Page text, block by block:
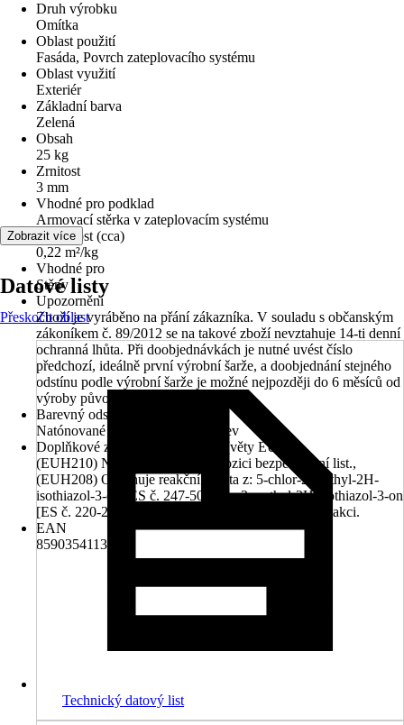
Druh výrobku
Omítka
Oblast použití
Fasáda, Povrch zateplovacího systému
Oblast využití
Exteriér
Základní barva
Zelená
Obsah
25 kg
Zrnitost
3 mm
Vhodné pro podklad
Armovací stěrka v zateplovacím systému
Vydatnost (cca)
0,22 m²/kg
Vhodné pro
Stěny
Upozornění
Zboží je vyráběno na přání zákazníka. V souladu s občanským
zákoníkem č. 89/2012 se na takové zboží nevztahuje 14-ti denní
ochranná lhůta. Při doobjednávkách je nutné uvést číslo
předchozí, ideálně první výrobní šarže, a doobjednání stejného
odstínu podle výrobní šarže je možné nejpozději do 6 měsíců od
výroby původní šarže.
Barevný odstín
Natónované v centru míchání barev
Doplňkové znaky nebezpečnosti (věty EUH)
(EUH210) Na vyžádání je k dispozici bezpečnostní list.,
(EUH208) Obsahuje reakční hmota z: 5-chlor-2-methyl-2H-
isothiazol-3-on [ES č. 247-500-7] a 2-methyl-2H-isothiazol-3-on
[ES č. 220-239-6] (3:1). Může vyvolat alergickou reakci.
EAN
8590354113621
Zobrazit více
Datové listy
Přeskočit oblast
Technický datový list